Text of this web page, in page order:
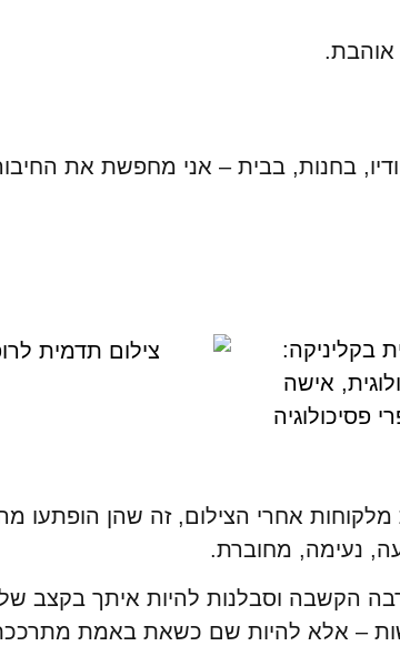
אוהבת.
בחנות, בבית – אני מחפשת את
אחרי הצילום, זה שהן הופתעו
נעימה, מחוברת.
הקשבה וסבלנות להיות איתך בקצב
– אלא להיות שם כשאת באמת